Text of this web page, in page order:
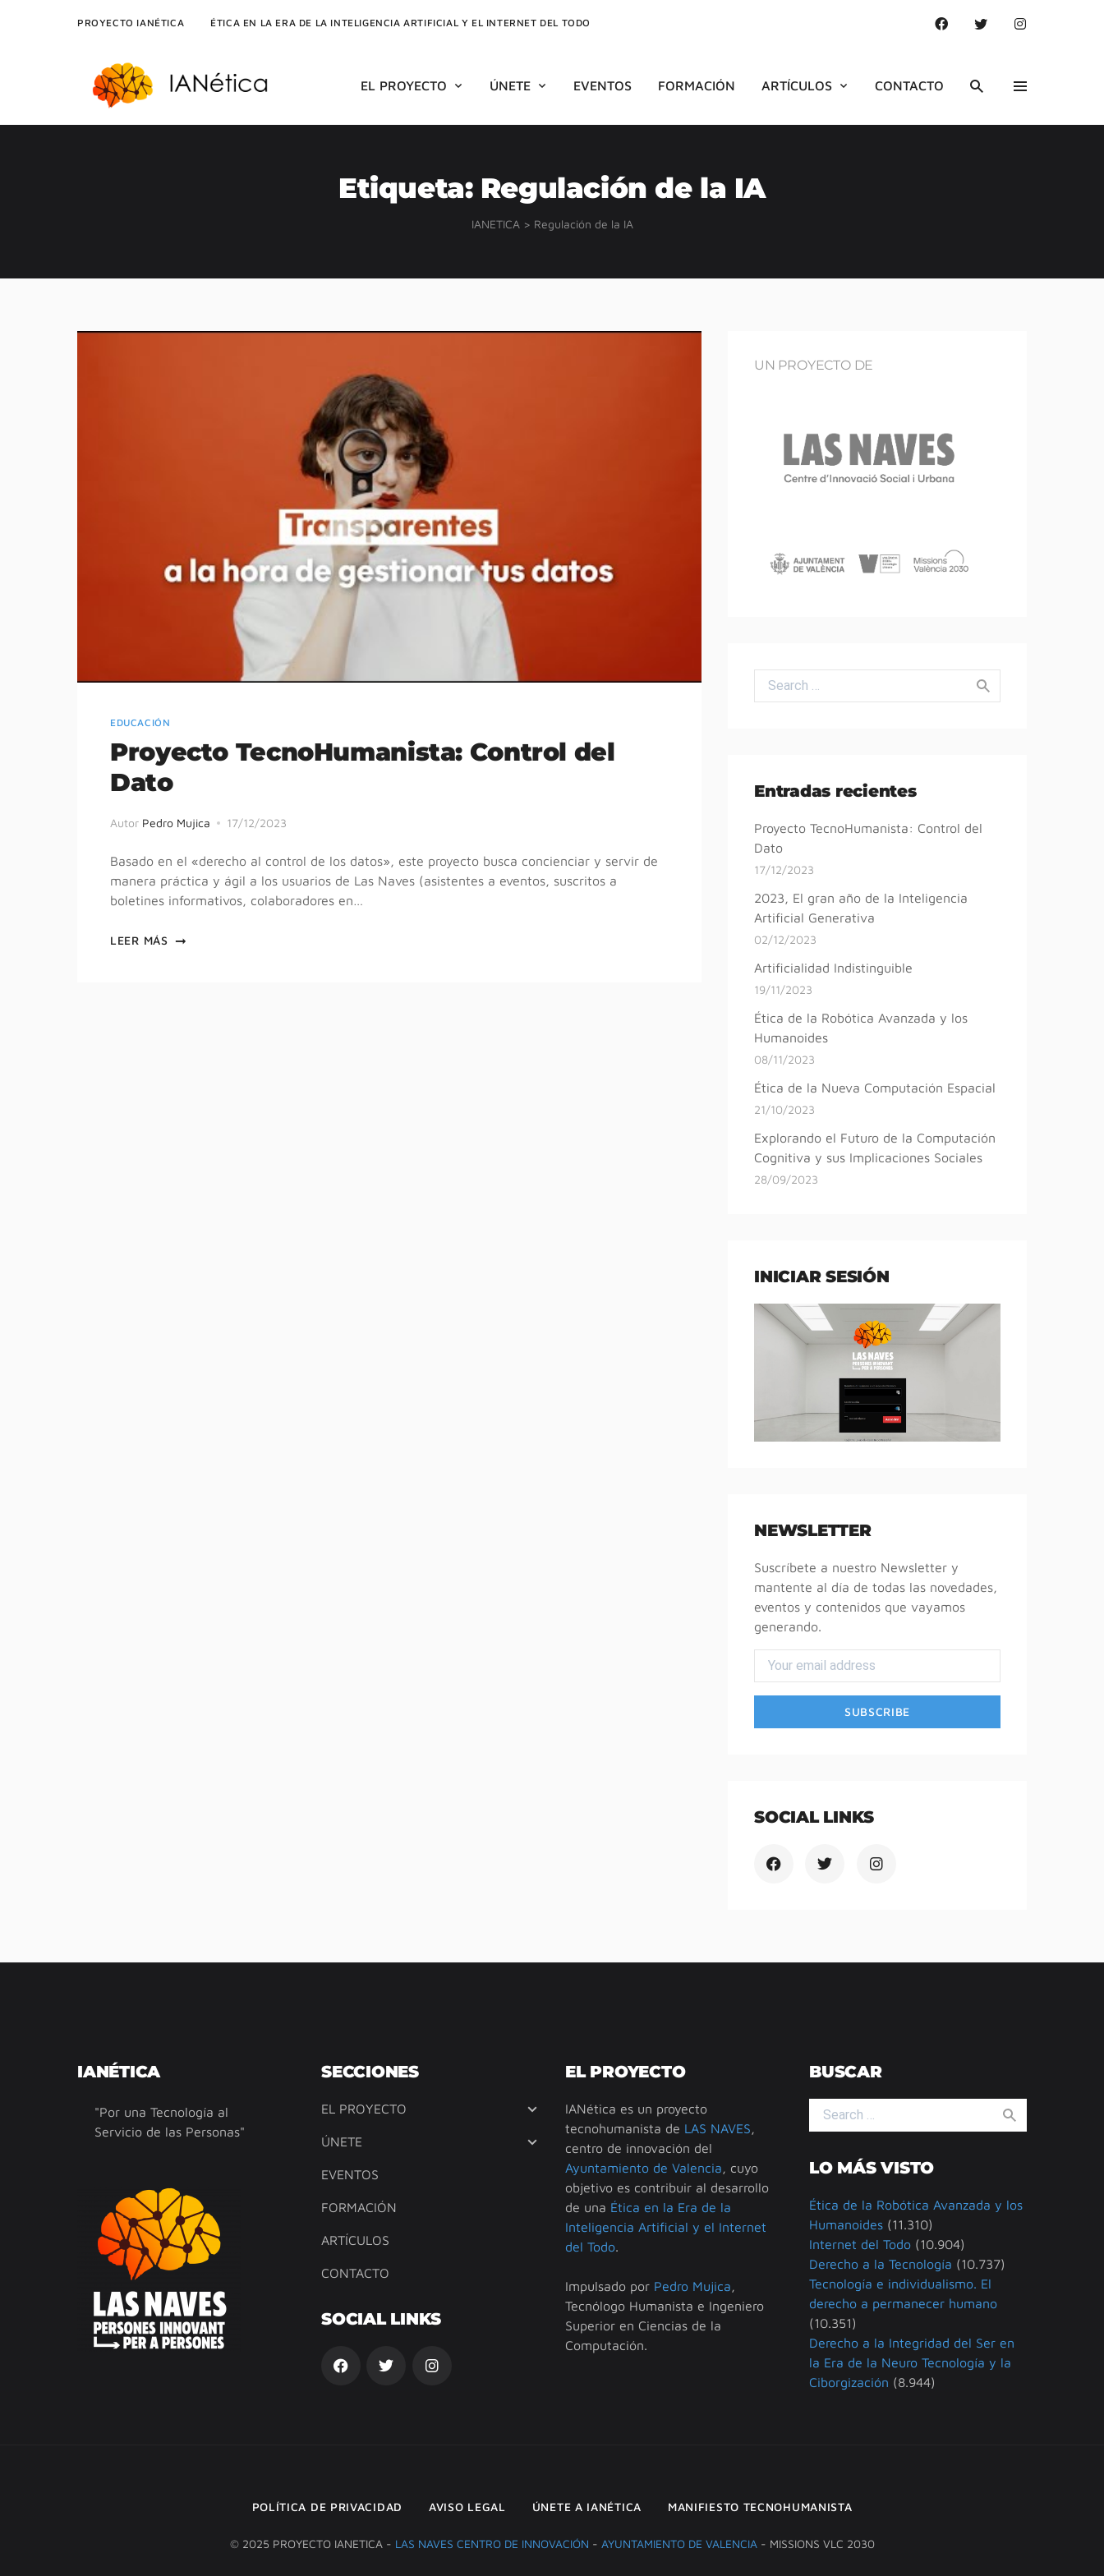
PROYECTO IANÉTICA ÉTICA EN LA ERA DE LA INTELIGENCIA ARTIFICIAL Y EL INTERNET DEL TODO
EL PROYECTO ÚNETE EVENTOS FORMACIÓN ARTÍCULOS CONTACTO
Etiqueta: Regulación de la IA
IANETICA > Regulación de la IA
EDUCACIÓN
Proyecto TecnoHumanista: Control del
Dato
Autor Pedro Mujica 17/12/2023
Basado en el «derecho al control de los datos», este proyecto busca concienciar y servir de
manera práctica y ágil a los usuarios de Las Naves (asistentes a eventos, suscritos a
boletines informativos, colaboradores en…
LEER MÁS
UN PROYECTO DE
Search for:
Entradas recientes
Proyecto TecnoHumanista: Control del
Dato
17/12/2023
2023, El gran año de la Inteligencia
Artificial Generativa
02/12/2023
Artificialidad Indistinguible
19/11/2023
Ética de la Robótica Avanzada y los
Humanoides
08/11/2023
Ética de la Nueva Computación Espacial
21/10/2023
Explorando el Futuro de la Computación
Cognitiva y sus Implicaciones Sociales
28/09/2023
INICIAR SESIÓN
NEWSLETTER
Suscríbete a nuestro Newsletter y
mantente al día de todas las novedades,
eventos y contenidos que vayamos
generando.
SOCIAL LINKS
IANÉTICA
"Por una Tecnología al
Servicio de las Personas"
SECCIONES
EL PROYECTO
ÚNETE
EVENTOS
FORMACIÓN
ARTÍCULOS
CONTACTO
SOCIAL LINKS
EL PROYECTO
IANética es un proyecto
tecnohumanista de LAS NAVES,
centro de innovación del
Ayuntamiento de Valencia, cuyo
objetivo es contribuir al desarrollo
de una Ética en la Era de la
Inteligencia Artificial y el Internet
del Todo.
Impulsado por Pedro Mujica,
Tecnólogo Humanista e Ingeniero
Superior en Ciencias de la
Computación.
BUSCAR
Search for:
LO MÁS VISTO
Ética de la Robótica Avanzada y los
Humanoides (11.310)
Internet del Todo (10.904)
Derecho a la Tecnología (10.737)
Tecnología e individualismo. El
derecho a permanecer humano
(10.351)
Derecho a la Integridad del Ser en
la Era de la Neuro Tecnología y la
Ciborgización (8.944)
POLÍTICA DE PRIVACIDAD AVISO LEGAL ÚNETE A IANÉTICA MANIFIESTO TECNOHUMANISTA
© 2025 PROYECTO IANETICA - LAS NAVES CENTRO DE INNOVACIÓN - AYUNTAMIENTO DE VALENCIA- MISSIONS VLC 2030